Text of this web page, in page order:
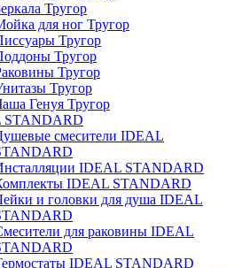
Тругор
для ног Тругор
Тругор
Тругор
Тругор
Тругор
Генуя Тругор
STANDARD
смесители IDEAL
IDEAL STANDARD
IDEAL STANDARD
и головки для душа IDEAL
для раковины IDEAL
IDEAL STANDARD